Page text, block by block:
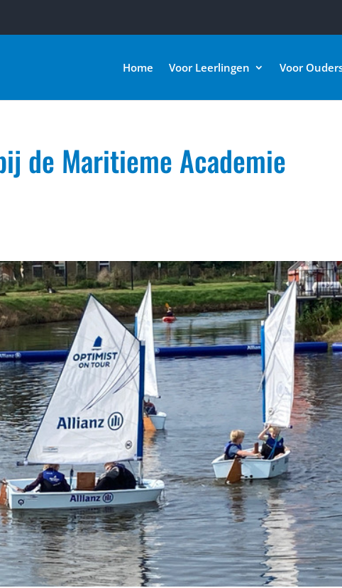
Home Voor Leerlingen Voor
de Maritieme Academie